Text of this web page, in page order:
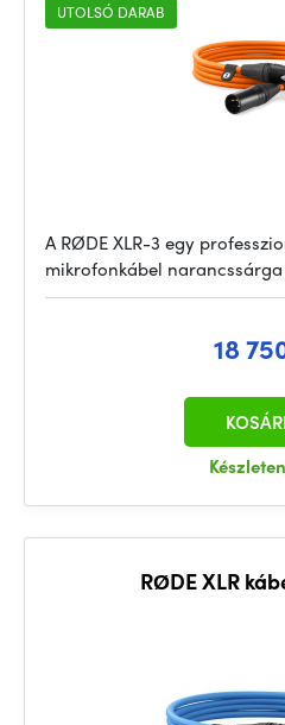
UTOLSÓ DARAB
A RØDE XLR-3 egy
mikrofonkábel
18
Készleten
RØDE XLR